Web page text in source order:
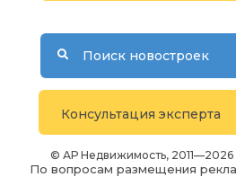
Поиск новостроек
По вопросам размещения
Консультация эксперта
© АР Недвижимость, 2011—2026